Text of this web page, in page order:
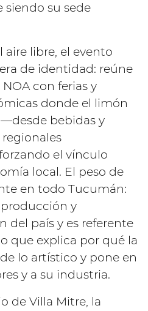
siendo su sede
aire libre, el evento
de identidad: reúne
con ferias y
donde el limón
bebidas y
el vínculo
local. El peso de
en todo Tucumán:
y
del país y es referente
que explica por qué la
lo artístico y pone en
y a su industria.
de Villa Mitre, la